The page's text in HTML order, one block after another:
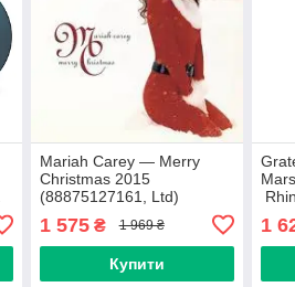
Mariah Carey — Merry
Christmas 2015
(88875127161, Ltd)
Columbia/EU Mint Вінілова
платівка (art.238299)
1 575₴ 1 969 ₴
Купити
1